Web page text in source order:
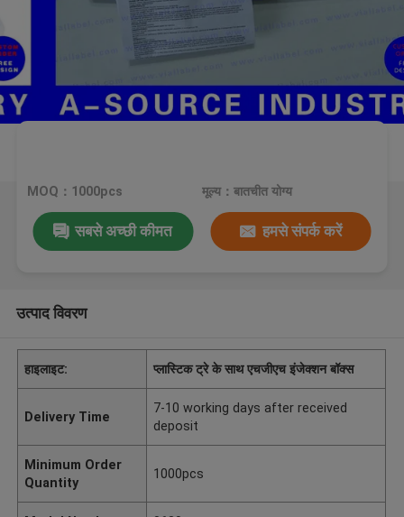
MOQ：1000pcs मूल्य：बातचीत योग्य
सबसे अच्छी कीमत हमसे संपर्क करें
उत्पाद विवरण
हाइलाइट: प्लास्टिक ट्रे के साथ एचजीएच इंजेक्शन बॉक्स
Delivery Time
7-10 working days after received
deposit
Minimum Order
Quantity
1000pcs